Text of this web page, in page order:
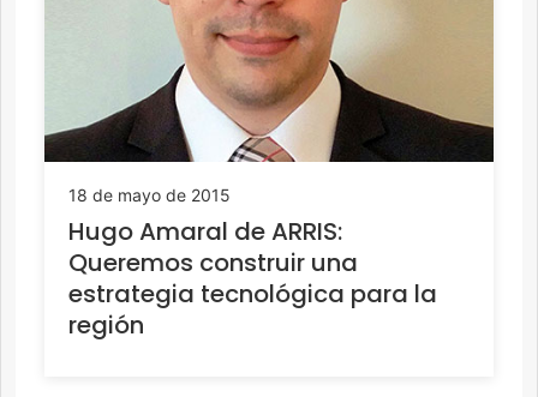
18 de mayo de 2015
Hugo Amaral de ARRIS:
Queremos construir una
estrategia tecnológica para la
región